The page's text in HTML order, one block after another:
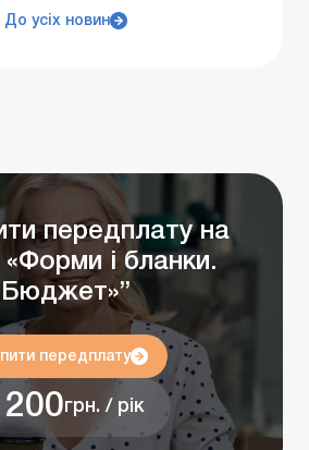
До усіх новин
передплату на
«Форми і бланки.
Бюджет»”
передплату
грн. / рік